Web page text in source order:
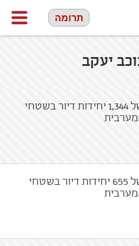
תרומה
יעקב
קידום של 1,344 יחידות דיור בשטחי
קידום של 655 יחידות דיור בשטחי